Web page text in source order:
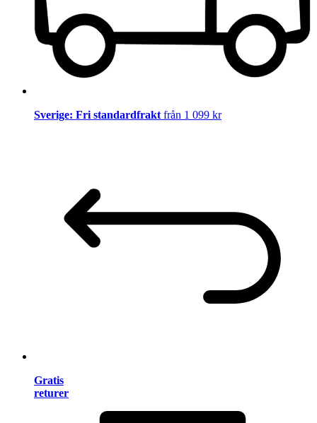
Sverige: Fri standardfrakt från 1 099 kr
Gratis
returer